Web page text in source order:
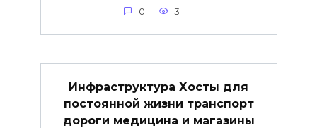
0 3
Инфраструктура Хосты для
постоянной жизни транспорт
дороги медицина и магазины